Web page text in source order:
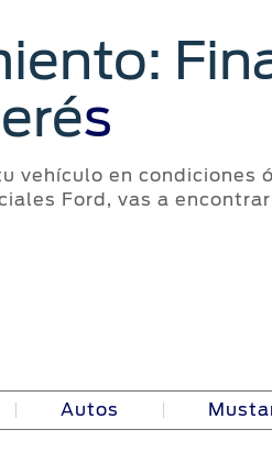
s
vehículo en condiciones
Ford, vas a
Autos